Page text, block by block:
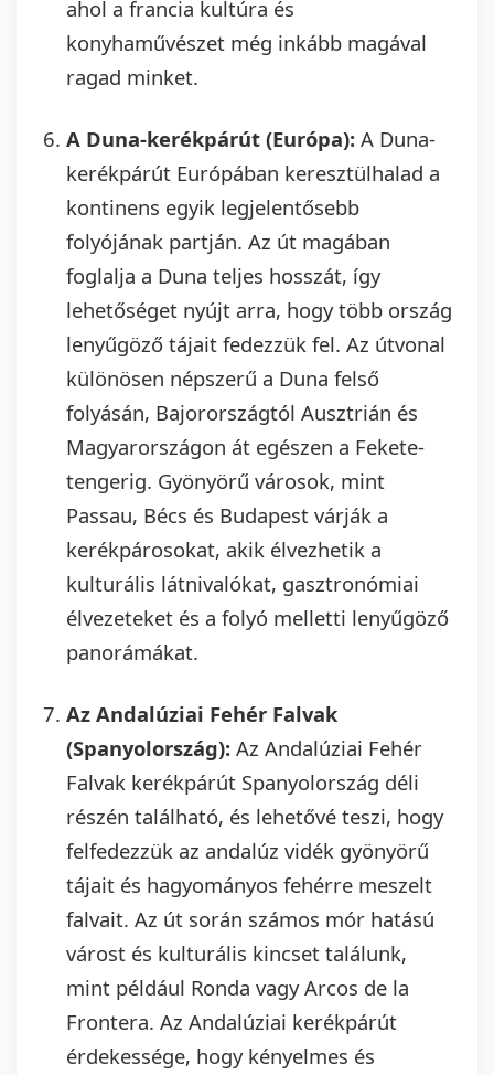
ahol a francia kultúra és
konyhaművészet még inkább magával
ragad minket.
A Duna-kerékpárút (Európa): A Duna-
kerékpárút Európában keresztülhalad a
kontinens egyik legjelentősebb
folyójának partján. Az út magában
foglalja a Duna teljes hosszát, így
lehetőséget nyújt arra, hogy több ország
lenyűgöző tájait fedezzük fel. Az útvonal
különösen népszerű a Duna felső
folyásán, Bajorországtól Ausztrián és
Magyarországon át egészen a Fekete-
tengerig. Gyönyörű városok, mint
Passau, Bécs és Budapest várják a
kerékpárosokat, akik élvezhetik a
kulturális látnivalókat, gasztronómiai
élvezeteket és a folyó melletti lenyűgöző
panorámákat.
Az Andalúziai Fehér Falvak
(Spanyolország): Az Andalúziai Fehér
Falvak kerékpárút Spanyolország déli
részén található, és lehetővé teszi, hogy
felfedezzük az andalúz vidék gyönyörű
tájait és hagyományos fehérre meszelt
falvait. Az út során számos mór hatású
várost és kulturális kincset találunk,
mint például Ronda vagy Arcos de la
Frontera. Az Andalúziai kerékpárút
érdekessége, hogy kényelmes és